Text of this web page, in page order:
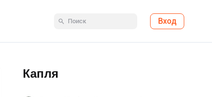
Вход
Капля